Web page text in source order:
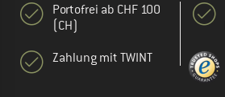
Portofrei ab CHF 100
(CH)
Zahlung mit TWINT